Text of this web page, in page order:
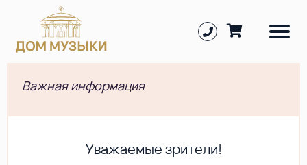
Важная информация
Уважаемые зрители!